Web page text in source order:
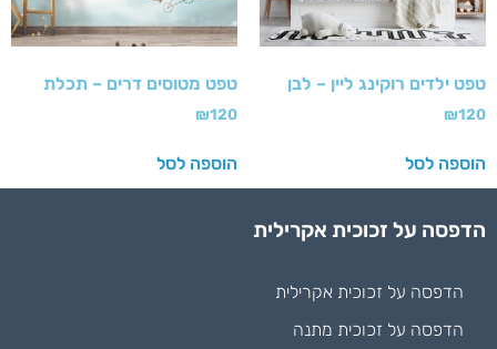
טפט ילדים רוקינג ליין – לבן
₪120
הוספה לסל
טפט מטוסים דרים – תכלת
₪120
הוספה לסל
הדפסה על זכוכית אקרילית
הדפסה על זכוכית אקרילית
הדפסה על זכוכית מתנה